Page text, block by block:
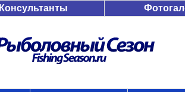
Консультанты